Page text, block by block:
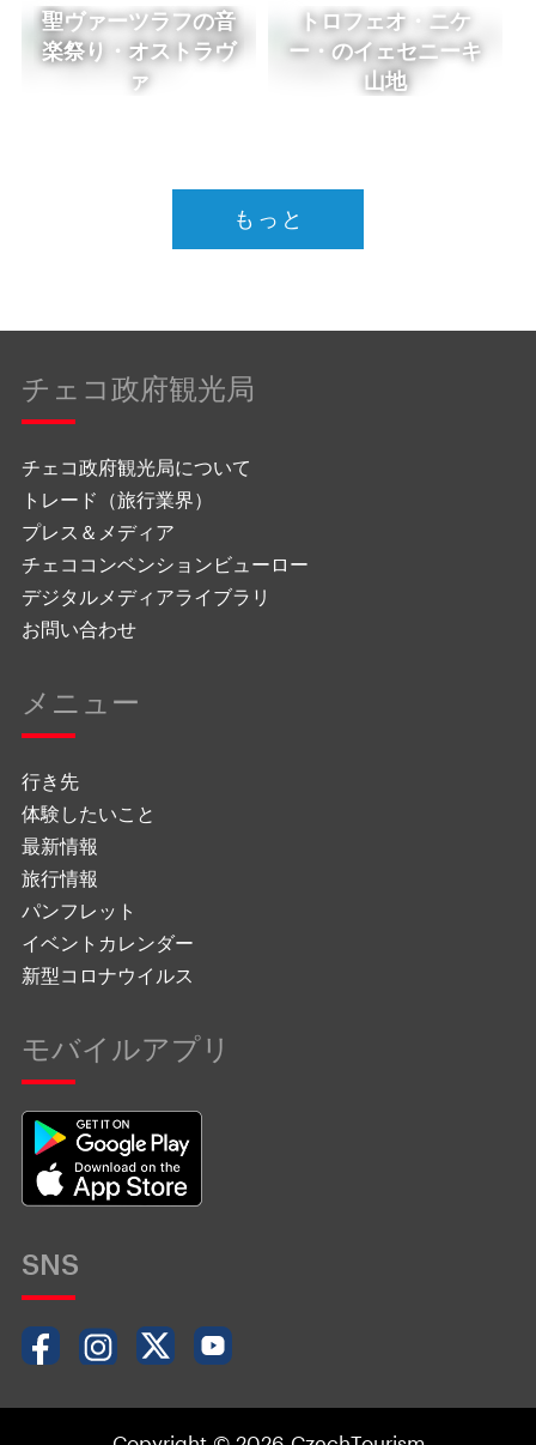
聖ヴァーツラフの音
楽祭り・オストラヴ
ァ
トロフェオ・ニケ
ー・のイェセニーキ
山地
もっと
チェコ政府観光局
チェコ政府観光局について
トレード（旅行業界）
プレス＆メディア
チェココンベンションビューロー
デジタルメディアライブラリ
お問い合わせ
メニュー
行き先
体験したいこと
最新情報
旅行情報
パンフレット
イベントカレンダー
新型コロナウイルス
モバイルアプリ
SNS